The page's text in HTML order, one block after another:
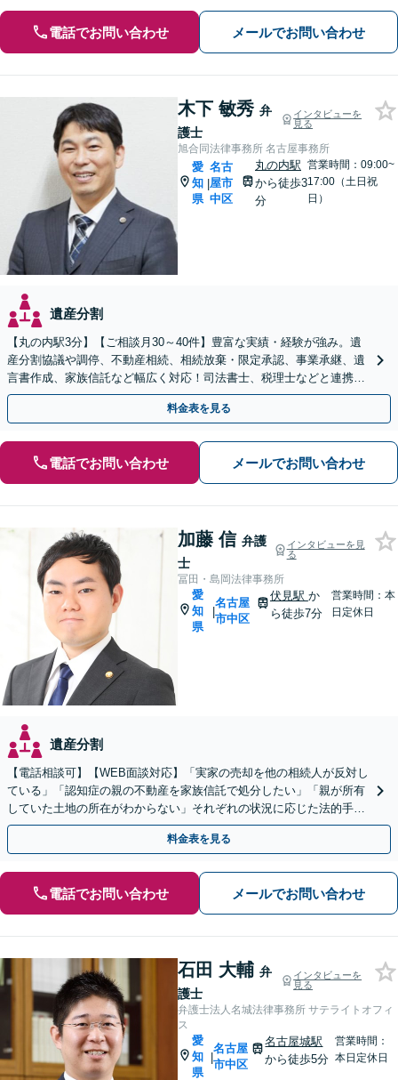
電話でお問い合わせ メールでお問い合わせ
木下 敏秀 弁
護士
インタビューを
見る
旭合同法律事務所 名古屋事務所
愛
知
県
|
名古
屋市
中区
丸の内駅
から徒歩3
分
営業時間：09:00~
17:00（土日祝
日）
遺産分割
【丸の内駅3分】【ご相談月30～40件】豊富な実績・経験が強み。遺
産分割協議や調停、不動産相続、相続放棄・限定承認、事業承継、遺
言書作成、家族信託など幅広く対応！司法書士、税理士などと連携し
て円滑な問題解決を目指します。【初回面談無料】
料金表を見る
電話でお問い合わせ メールでお問い合わせ
加藤 信 弁護
士
インタビューを見
る
冨田・島岡法律事務所
愛
知
県
|
名古屋
市中区
伏見駅 か
ら徒歩7分
営業時間：本
日定休日
遺産分割
【電話相談可】【WEB面談対応】「実家の売却を他の相続人が反対し
ている」「認知症の親の不動産を家族信託で処分したい」「親が所有
していた土地の所在がわからない」それぞれの状況に応じた法的手続
きを丁寧にサポートし、納得のいく解決を目指します。
料金表を見る
電話でお問い合わせ メールでお問い合わせ
石田 大輔 弁
護士
インタビューを
見る
弁護士法人名城法律事務所 サテライトオフィ
ス
愛
知
県
|
名古屋
市中区
名古屋城駅
から徒歩5分
営業時間：
本日定休日